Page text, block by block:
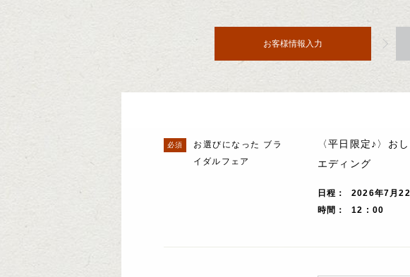
お客様情報入力
お選びになった ブラ
イダルフェア
〈平日限定♪〉お
エディング
日程
2026年7月22
時間
12 : 00